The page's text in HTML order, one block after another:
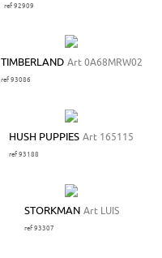
ref 92909
TIMBERLAND Art 0A68MRW02
ref 93086
HUSH PUPPIES Art 165115
ref 93188
STORKMAN Art LUIS
ref 93307